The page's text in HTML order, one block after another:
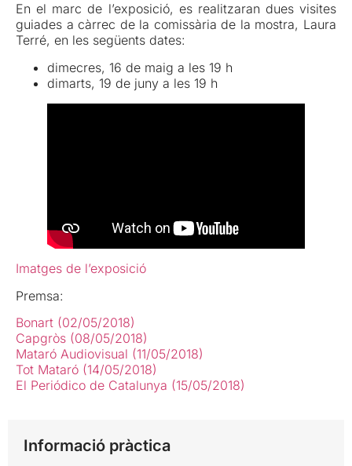
Informació pràctica
En el marc de l’exposició, es realitzaran dues visites
guiades a càrrec de la comissària de la mostra, Laura
Terré, en les següents dates:
dimecres, 16 de maig a les 19 h
dimarts, 19 de juny a les 19 h
Imatges de l’exposició
Premsa:
Bonart (02/05/2018)
Capgròs (08/05/2018)
Mataró Audiovisual (11/05/2018)
Tot Mataró (14/05/2018)
El Periódico de Catalunya (15/05/2018)